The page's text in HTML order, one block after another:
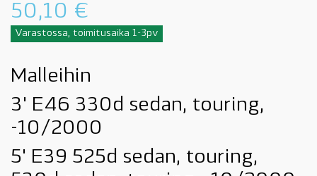
50,10 €
Varastossa, toimitusaika 1-3pv
Malleihin
3' E46 330d sedan, touring,
-10/2000
5' E39 525d sedan, touring,